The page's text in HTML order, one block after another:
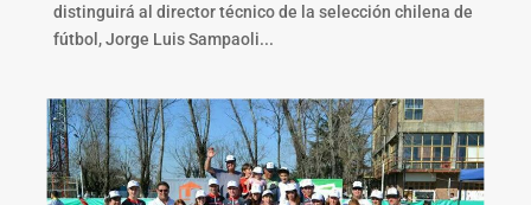
distinguirá al director técnico de la selección chilena de
fútbol, Jorge Luis Sampaoli...